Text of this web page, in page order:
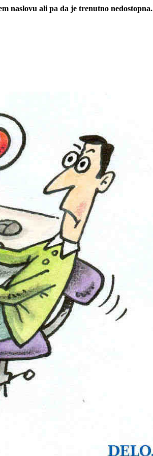
naslovu ali pa da je trenutno nedostopna.